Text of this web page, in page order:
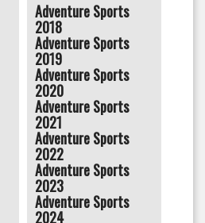
Adventure Sports
2018
Adventure Sports
2019
Adventure Sports
2020
Adventure Sports
2021
Adventure Sports
2022
Adventure Sports
2023
Adventure Sports
2024